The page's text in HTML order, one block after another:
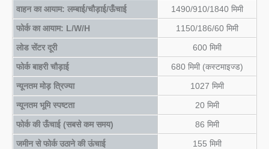
वाहन का आयाम: लम्बाई/चौड़ाई/ऊँचाई
1490/910/1840 मिमी
फोर्क का आयाम: L/W/H
1150/186/60 मिमी
लोड सेंटर दूरी
600 मिमी
फोर्क बाहरी चौड़ाई
680 मिमी (कस्टमाइज्ड)
न्यूनतम मोड़ त्रिज्या
1027 मिमी
न्यूनतम भूमि स्पष्टता
20 मिमी
फोर्क की ऊँचाई (सबसे कम समय)
86 मिमी
जमीन से फोर्क उठाने की ऊंचाई
155 मिमी